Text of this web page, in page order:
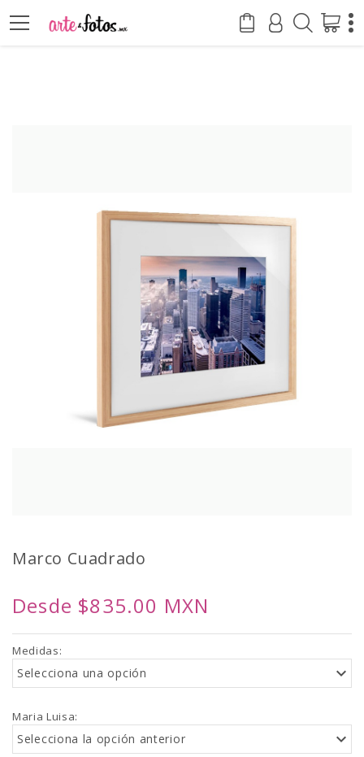
Marco Cuadrado
Desde $835.00 MXN
Medidas:
Selecciona una opción
Maria Luisa:
Selecciona la opción anterior